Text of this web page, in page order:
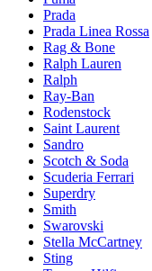
Prada
Prada Linea Rossa
Rag & Bone
Ralph Lauren
Ralph
Ray-Ban
Rodenstock
Saint Laurent
Sandro
Scotch & Soda
Scuderia Ferrari
Superdry
Smith
Swarovski
Stella McCartney
Sting